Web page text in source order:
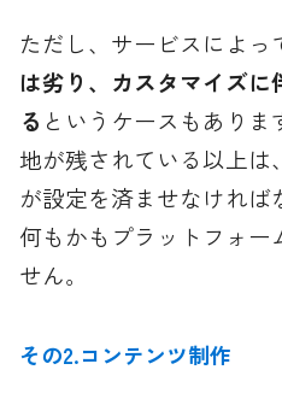
ただし、サービスによっ
は劣り、カスタマイズ
る というケースもあり
地が残されている以上は
が設定を済ませなければ
何もかもプラットフォー
せん。
その2.コンテンツ制作